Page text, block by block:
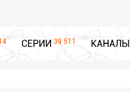
СЕРИИ 39 511 КАНАЛЫ